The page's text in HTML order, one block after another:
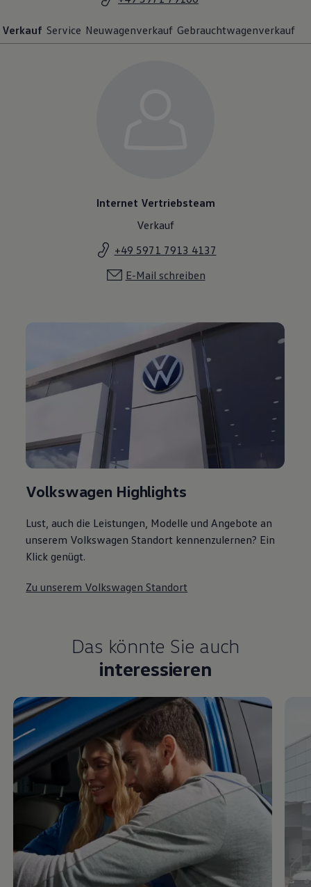
Verkauf
+49 5971 7913 4137
E-Mail schreiben
Volkswagen Highlights
unserem Volkswagen Standort kennenzulernen? Ein
Klick genügt.
interessieren